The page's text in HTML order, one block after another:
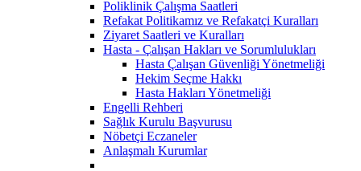
Poliklinik Çalışma Saatleri
Refakat Politikamız ve Refakatçi Kuralları
Ziyaret Saatleri ve Kuralları
Hasta - Çalışan Hakları ve Sorumlulukları
Hasta Çalışan Güvenliği Yönetmeliği
Hekim Seçme Hakkı
Hasta Hakları Yönetmeliği
Engelli Rehberi
Sağlık Kurulu Başvurusu
Nöbetçi Eczaneler
Anlaşmalı Kurumlar